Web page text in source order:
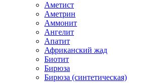
Аметист
Аметрин
Аммонит
Ангелит
Апатит
Африканский жад
Биотит
Бирюза
Бирюза (синтетическая)